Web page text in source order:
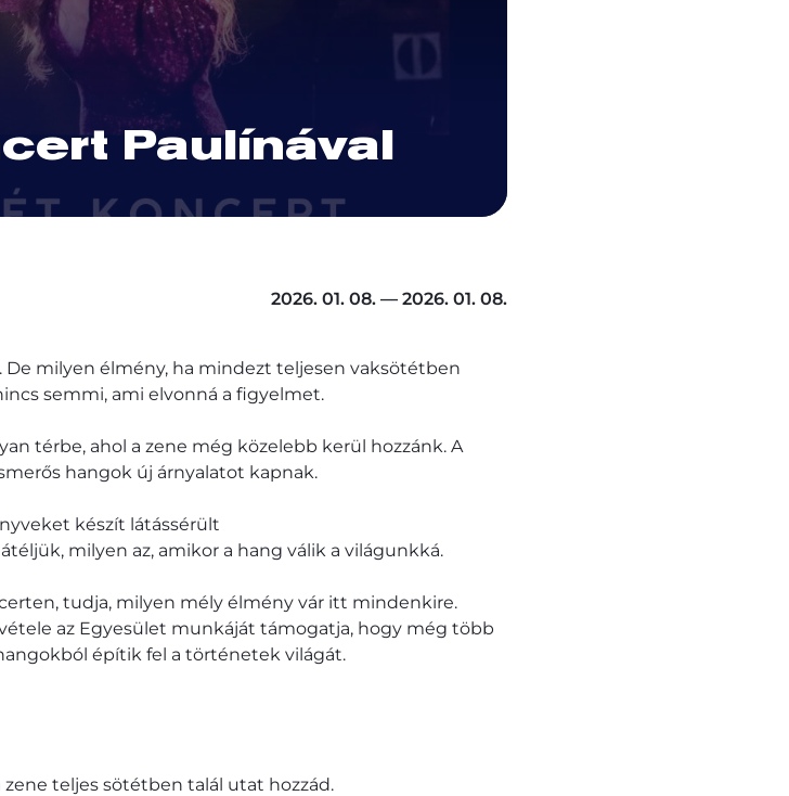
Paulínával
2026. 01. 08. — 2026. 01. 08.
De milyen élmény, ha mindezt teljesen vaksötétben
semmi, ami elvonná a figyelmet.
térbe, ahol a zene még közelebb kerül hozzánk. A
hangok új árnyalatot kapnak.
készít látássérült
milyen az, amikor a hang válik a világunkká.
tudja, milyen mély élmény vár itt mindenkire.
az Egyesület munkáját támogatja, hogy még több
építik fel a történetek világát.
teljes sötétben talál utat hozzád.